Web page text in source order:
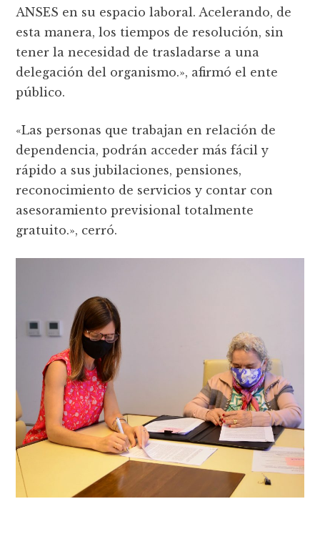
ANSES en su espacio laboral. Acelerando, de
esta manera, los tiempos de resolución, sin
tener la necesidad de trasladarse a una
delegación del organismo.», afirmó el ente
público.
«Las personas que trabajan en relación de
dependencia, podrán acceder más fácil y
rápido a sus jubilaciones, pensiones,
reconocimiento de servicios y contar con
asesoramiento previsional totalmente
gratuito.», cerró.